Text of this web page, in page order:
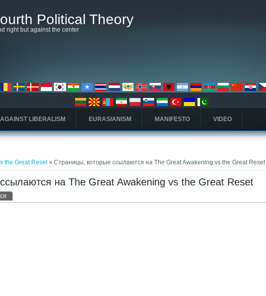
Political Theory
right but against the center
AGAINST LIBERALISM EURASIANISM MANIFESTO VIDEO
the Great Reset» Страницы, которые ссылаются на The Great Awakening vs the Great Reset
на The Great Awakening vs the Great Reset